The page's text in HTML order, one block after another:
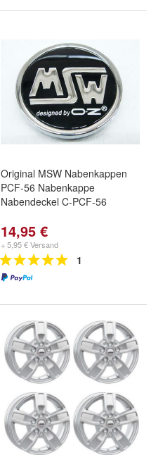
Original MSW Nabenkappen
PCF-56 Nabenkappe
Nabendeckel C-PCF-56
14,95 €
+ 5,95 € Versand
1